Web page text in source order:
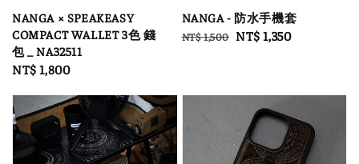
NANGA × SPEAKEASY
COMPACT WALLET 3色 錢
包 _ NA32511
Regular
NT$ 1,800
NANGA - 防水手機套
Regular
NT$ 1,500 Sale
NT$ 1,350